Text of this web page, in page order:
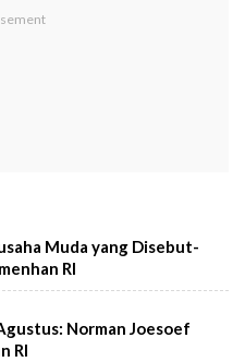
Muda yang Disebut-
RI
Norman Joesoef
RI